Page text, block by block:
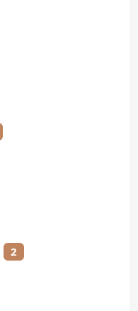
2